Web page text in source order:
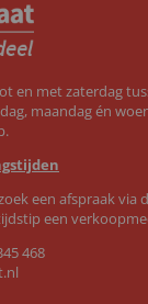
en met zaterdag
maandag én
een afspraak via
een
468